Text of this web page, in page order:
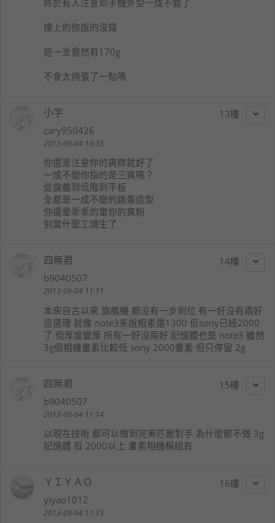
終於有人注意到手機外型一成不變了
樓上的你說的沒錯
這一支竟然有170g
不會太誇張了一點嗎
13
小宇
cary950426
2013-09-04 10:35
你還是注意你的爽牌就好了
一成不變你指的是三爽嗎？
從旗艦到低階到平板
全都是一成不變的跳蛋造型
你還是乖乖的當你的爽粉
別當什麼工讀生了
14
四無君
b9040507
2013-09-04 11:11
本來自古以來 旗艦機 都沒有一步到位 有一好沒有兩好
這道理 就像 note3來說相素還1300 但sony已經2000
了 但厚度變厚 所有一好沒兩好 記憶體也是 note3 雖然
3g但相機畫素比較低 sony 2000畫素 但只停留 2g
15
四無君
b9040507
2013-09-04 11:14
以現在技術 都可以做到完美匹敵對手 為什麼都不做 3g
記憶體 有 2000以上 畫素相機模組有
16
ＹＩＹＡＯ
yiyao1012
2013-09-04 11:15